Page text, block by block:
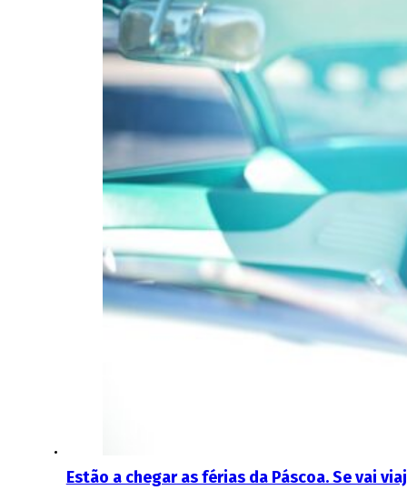
Estão a chegar as férias da Páscoa. Se vai